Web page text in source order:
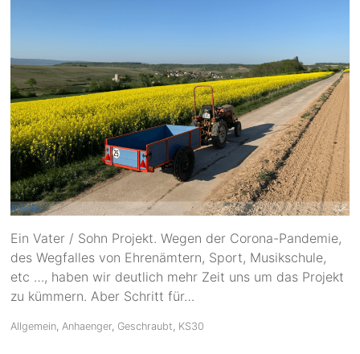
Ein Vater / Sohn Projekt. Wegen der Corona-Pandemie,
des Wegfalles von Ehrenämtern, Sport, Musikschule,
etc …, haben wir deutlich mehr Zeit uns um das Projekt
zu kümmern. Aber Schritt für…
Allgemein Anhaenger, Geschraubt KS30